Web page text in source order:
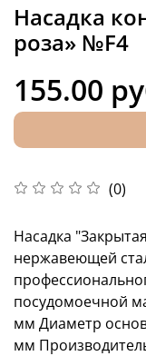
Насадка
роза» №F4
(0)
155.00
Насадка
нержавеющей
посудомоечной
мм Диаметр
мм